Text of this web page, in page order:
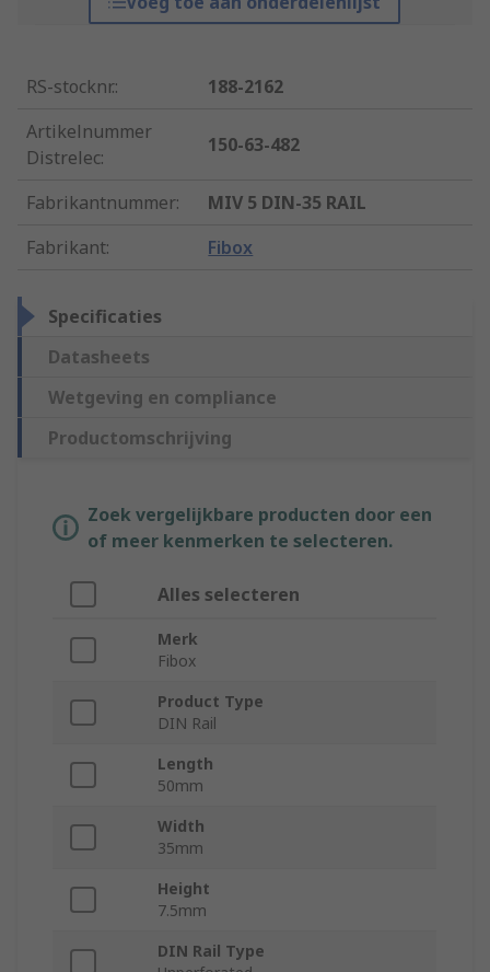
RS-stocknr.:
188-2162
Artikelnummer
Distrelec:
150-63-482
Fabrikantnummer:
MIV 5 DIN-35 RAIL
Fabrikant: Fibox
Specificaties
Datasheets
Wetgeving en compliance
Productomschrijving
Zoek vergelijkbare producten door een
of meer kenmerken te selecteren.
Alles selecteren
Merk
Fibox
Product Type
DIN Rail
Length
50mm
Width
35mm
Height
7.5mm
DIN Rail Type